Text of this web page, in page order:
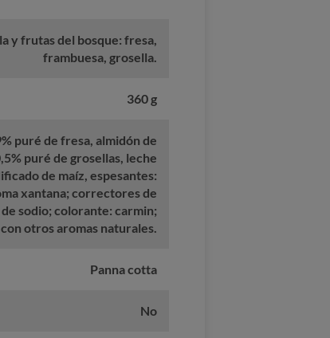
y frutas del bosque: fresa,
frambuesa, grosella.
360 g
puré de fresa, almidón de
puré de grosellas, leche
de maíz, espesantes:
xantana; correctores de
sodio; colorante: carmin;
otros aromas naturales.
Panna cotta
No